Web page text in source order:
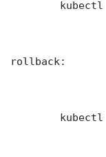
rollback: